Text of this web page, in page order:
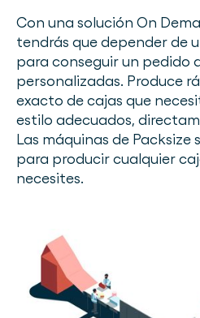
Con una solución On
tendrás que depender de
para conseguir un pedido
personalizadas. Produce
exacto de cajas que
estilo adecuados,
Las máquinas de
para producir cualquier
necesites.